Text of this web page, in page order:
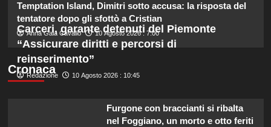
3
scatti esclusivi della sua vacanza da
sogno.
Chiara Ferragni risponde agli haters:
Temptation Island, Dimitri sotto accusa: la risposta del
tentatore dopo gli sfottò a Cristian
Anna Gaia Cavallo 10 Agosto 2026 : 7:00
Cronaca
Carceri, garante detenuti del Piemonte
“Assicurare diritti e percorsi di
reinserimento”
Redazione 10 Agosto 2026 : 10:45
Furgone con braccianti si ribalta
nel Foggiano, un morto e otto feriti